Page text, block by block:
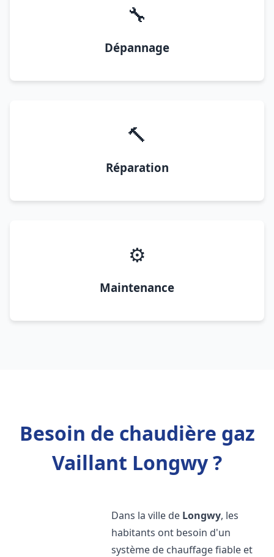
🔧
Dépannage
🔨
Réparation
⚙️
Maintenance
Besoin de chaudière gaz
Vaillant Longwy ?
Dans la ville de Longwy, les
habitants ont besoin d'un
système de chauffage fiable et